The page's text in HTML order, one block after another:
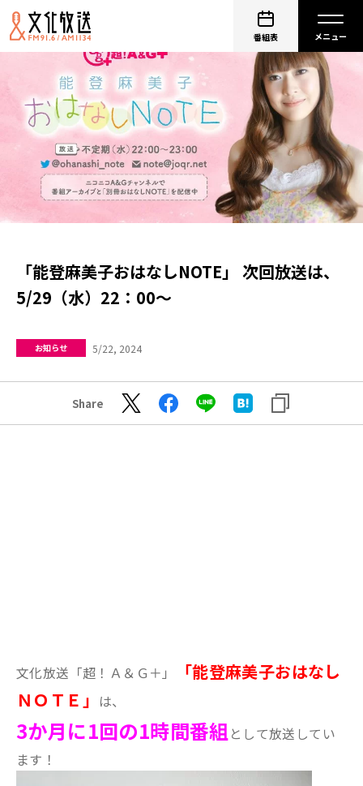
番組表
「能登麻美子おはなしNOTE」 次回放送は、
5/29（水）22：00～
お知らせ 5/22, 2024
Share
文化放送「超！Ａ＆Ｇ＋」
「能登麻美子おはなし
ＮＯＴＥ」 は、
3か月に1回の1時間番組として放送してい
ます！